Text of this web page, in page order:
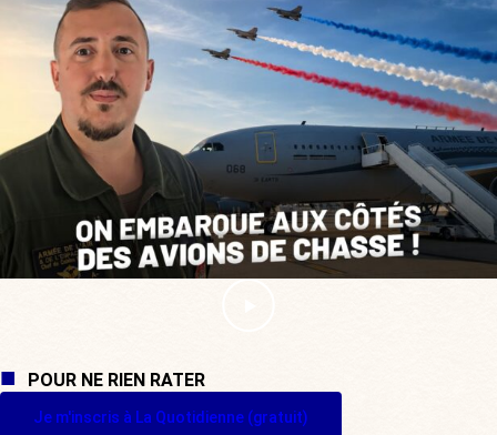
POUR NE RIEN RATER
Je m'inscris à La Quotidienne (gratuit)